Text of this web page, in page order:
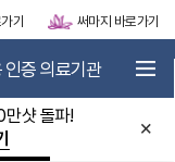
기 써마지 바로가기
인증 의료기관
×
바로가기
로그인 JOIN
차이 미쳤음)
6 7